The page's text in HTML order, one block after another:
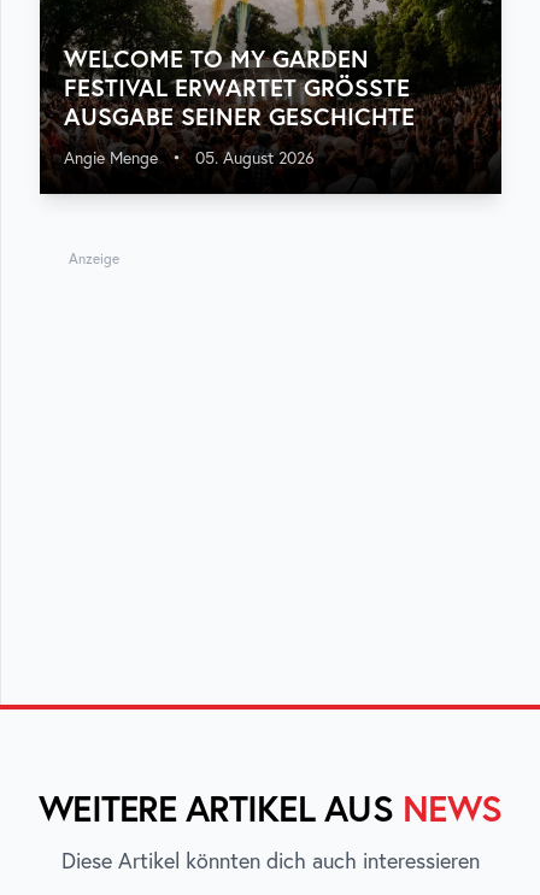
WELCOME TO MY GARDEN
FESTIVAL ERWARTET GRÖSSTE A
USGABE SEINER GESCHICHTE
Angie Menge • 05. August 2026
Anzeige
WEITERE ARTIKEL AUS NEWS
Diese Artikel könnten dich auch interessieren